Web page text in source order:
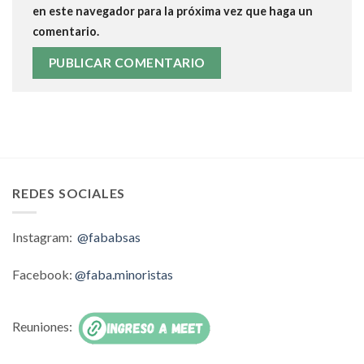
en este navegador para la próxima vez que haga un
comentario.
REDES SOCIALES
Instagram: @fababsas
Facebook: @faba.minoristas
Reuniones: